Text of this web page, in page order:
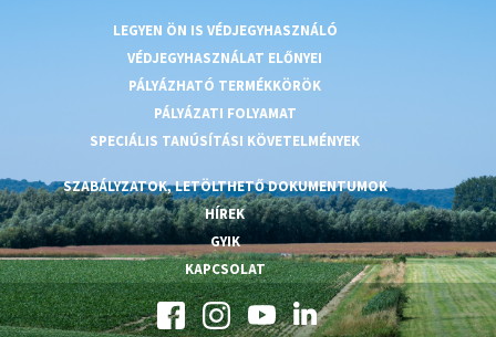
LEGYEN ÖN IS VÉDJEGYHASZNÁLÓ
VÉDJEGYHASZNÁLAT ELŐNYEI
PÁLYÁZHATÓ TERMÉKKÖRÖK
PÁLYÁZATI FOLYAMAT
SPECIÁLIS TANÚSÍTÁSI KÖVETELMÉNYEK
SZABÁLYZATOK, LETÖLTHETŐ DOKUMENTUMOK
HÍREK
GYIK
KAPCSOLAT